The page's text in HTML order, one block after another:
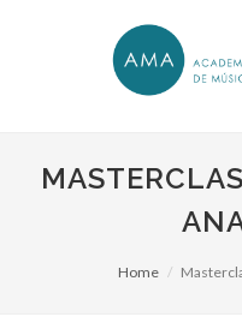
Home